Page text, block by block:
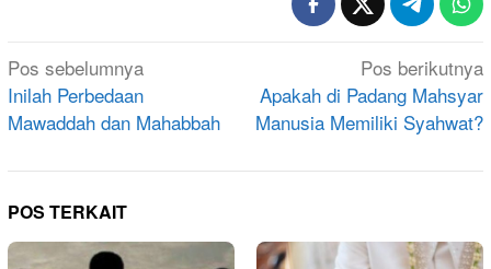
Navigasi
pos
Pos sebelumnya
Inilah Perbedaan
Mawaddah dan Mahabbah
Pos berikutnya
Apakah di Padang Mahsyar
Manusia Memiliki Syahwat?
POS TERKAIT